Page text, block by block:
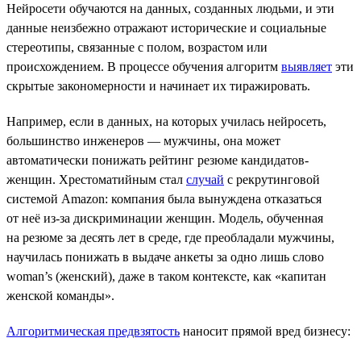
Нейросети обучаются на данных, созданных людьми, и эти
данные неизбежно отражают исторические и социальные
стереотипы, связанные с полом, возрастом или
происхождением. В процессе обучения алгоритм выявляет эти
скрытые закономерности и начинает их тиражировать.
Например, если в данных, на которых училась нейросеть,
большинство инженеров — мужчины, она может
автоматически понижать рейтинг резюме кандидатов-
женщин. Хрестоматийным стал случай с рекрутинговой
системой Amazon: компания была вынуждена отказаться
от неё из-за дискриминации женщин. Модель, обученная
на резюме за десять лет в среде, где преобладали мужчины,
научилась понижать в выдаче анкеты за одно лишь слово
woman’s (женский), даже в таком контексте, как «капитан
женской команды».
Алгоритмическая предвзятость наносит прямой вред бизнесу: